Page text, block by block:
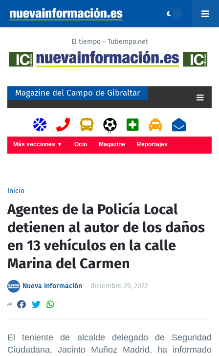
El tiempo - Tutiempo.net
Magazine del Campo de Gibraltar
A
Más secciones ▼ Ocio Magazine Reportajes
Inicio
Agentes de la Policía Local
detienen al autor de los daños
en 13 vehículos en la calle
Marina del Carmen
Nueva Información— diciembre 29, 2022
El teniente de alcalde delegado de Seguridad
Ciudadana, Jacinto Muñoz Madrid, ha informado